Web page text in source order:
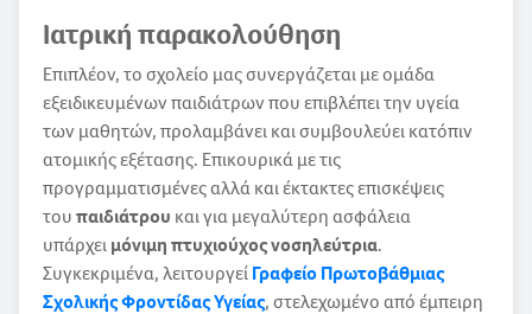
Ιατρική παρακολούθηση
Επιπλέον, το σχολείο μας συνεργάζεται με ομάδα
εξειδικευμένων παιδιάτρων που επιβλέπει την υγεία
των μαθητών, προλαμβάνει και συμβουλεύει κατόπιν
ατομικής εξέτασης. Επικουρικά με τις
προγραμματισμένες αλλά και έκτακτες επισκέψεις
τουπαιδιάτρου και για μεγαλύτερη ασφάλεια
υπάρχειμόνιμη πτυχιούχος νοσηλεύτρια.
Συγκεκριμένα, λειτουργείΓραφείο Πρωτοβάθμιας
Σχολικής Φροντίδας Υγείας, στελεχωμένο από έμπειρη